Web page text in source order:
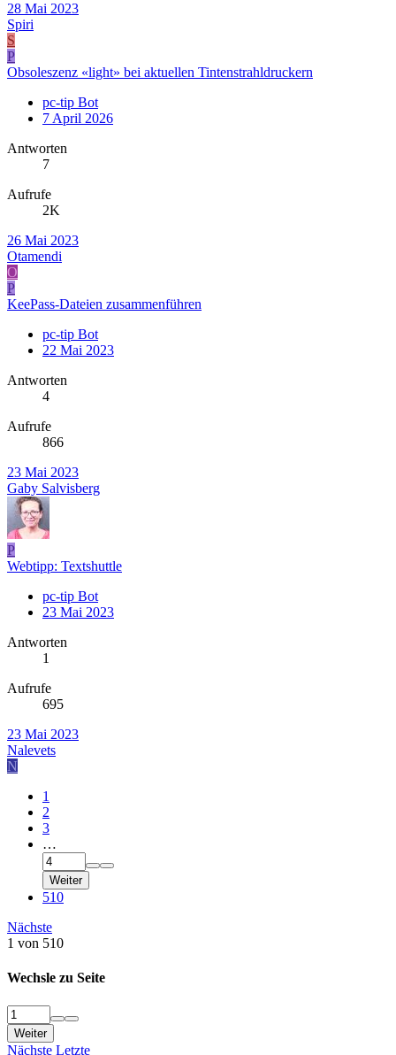
28 Mai 2023
Spiri
S
P
Obsoleszenz «light» bei aktuellen Tintenstrahldruckern
pc-tip Bot
7 April 2026
Antworten
7
Aufrufe
2K
26 Mai 2023
Otamendi
O
P
KeePass-Dateien zusammenführen
pc-tip Bot
22 Mai 2023
Antworten
4
Aufrufe
866
23 Mai 2023
Gaby Salvisberg
P
Webtipp: Textshuttle
pc-tip Bot
23 Mai 2023
Antworten
1
Aufrufe
695
23 Mai 2023
Nalevets
N
1
2
3
…
Weiter
510
Nächste
1 von 510
Wechsle zu Seite
Weiter
Nächste Letzte